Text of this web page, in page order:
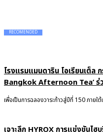
RECOMENDED
โรงแรมแมนดาริน โอเรียนเต็ล
Bangkok Afternoon Tea’
เพื่อเป็นการฉลองวาระก้าวสู่ปีที่ 150 ภายใ